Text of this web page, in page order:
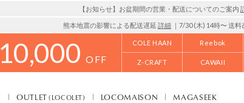
【お知らせ】お盆期間の営業・配送についてのご案内
熊本地震の影響による配送遅延 詳細 ｜7/30 (木) 14時〜 送料
10,000 OFF
COLE HAAN Reebok
Z-CRAFT CAWAII
OUTLET(LOCOLET) LOCOMAISON MAGASEEK